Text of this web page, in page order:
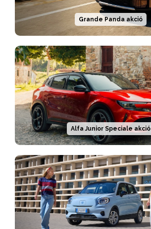
Grande Panda akció
Alfa Junior Speciale akció